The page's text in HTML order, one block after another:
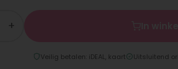
+
Veilig betalen: iDEAL, kaart Uitsluitend